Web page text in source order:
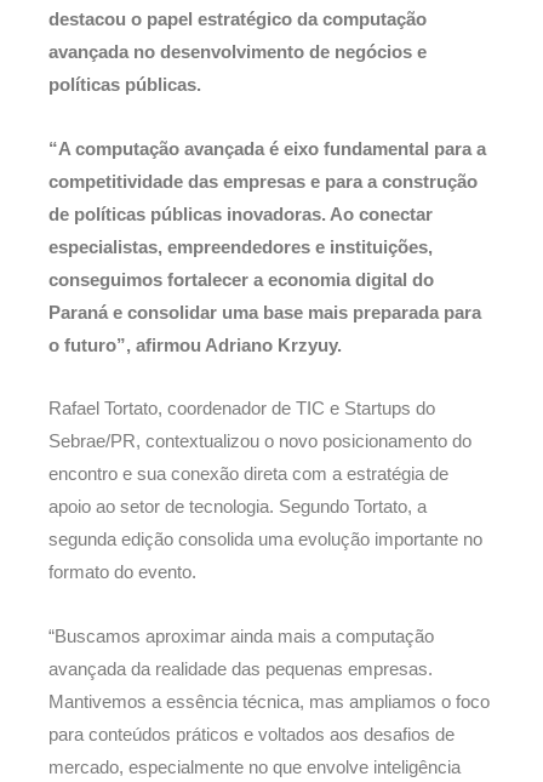
destacou o papel estratégico da computação
avançada no desenvolvimento de negócios e
políticas públicas.
“A computação avançada é eixo fundamental para a
competitividade das empresas e para a construção
de políticas públicas inovadoras. Ao conectar
especialistas, empreendedores e instituições,
conseguimos fortalecer a economia digital do
Paraná e consolidar uma base mais preparada para
o futuro”, afirmou Adriano Krzyuy.
Rafael Tortato, coordenador de TIC e Startups do
Sebrae/PR, contextualizou o novo posicionamento do
encontro e sua conexão direta com a estratégia de
apoio ao setor de tecnologia. Segundo Tortato, a
segunda edição consolida uma evolução importante no
formato do evento.
“Buscamos aproximar ainda mais a computação
avançada da realidade das pequenas empresas.
Mantivemos a essência técnica, mas ampliamos o foco
para conteúdos práticos e voltados aos desafios de
mercado, especialmente no que envolve inteligência